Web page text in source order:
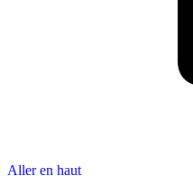
Aller en haut